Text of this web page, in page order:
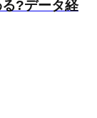
?データ経